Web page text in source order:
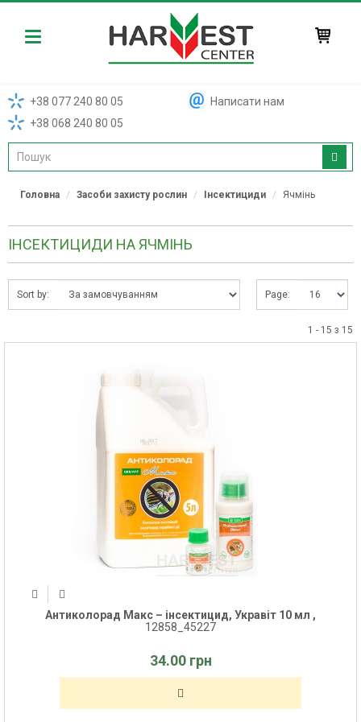
Harvest
+38 077 240 80 05
+38 068 240 80 05
Написати нам
Головна Засоби захисту рослин Інсектициди Ячмінь
ІНСЕКТИЦИДИ НА ЯЧМІНЬ
Sort by: Page:
1 - 15 з 15
Антиколорад Макс – інсектицид, Укравіт 10 мл ,
12858_45227
34.00 грн